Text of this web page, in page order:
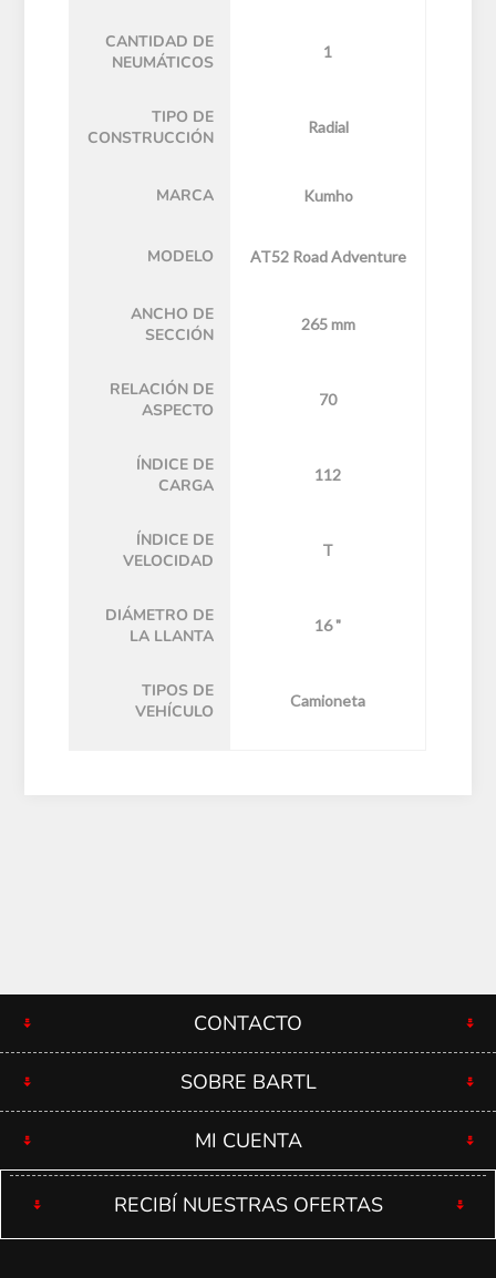
CANTIDAD DE
NEUMÁTICOS
1
TIPO DE
CONSTRUCCIÓN
Radial
MARCA Kumho
MODELO AT52 Road Adventure
ANCHO DE
SECCIÓN
265 mm
RELACIÓN DE
ASPECTO
70
ÍNDICE DE
CARGA
112
ÍNDICE DE
VELOCIDAD
T
DIÁMETRO DE
LA LLANTA
16 "
TIPOS DE
VEHÍCULO
Camioneta
CONTACTO
SOBRE BARTL
MI CUENTA
RECIBÍ NUESTRAS OFERTAS